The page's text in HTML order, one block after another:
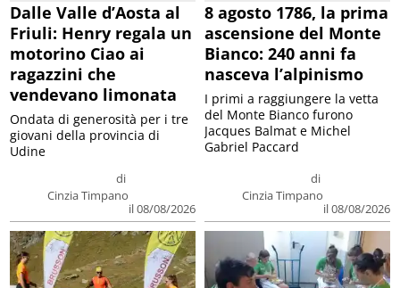
Dalle Valle d’Aosta al
Friuli: Henry regala un
motorino Ciao ai
ragazzini che
vendevano limonata
di
Cinzia Timpano
il 08/08/2026
Ondata di generosità per i tre
giovani della provincia di
Udine
8 agosto 1786, la prima
ascensione del Monte
Bianco: 240 anni fa
nasceva l’alpinismo
di
Cinzia Timpano
il 08/08/2026
I primi a raggiungere la vetta
del Monte Bianco furono
Jacques Balmat e Michel
Gabriel Paccard